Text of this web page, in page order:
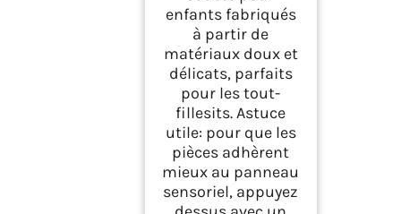
enfants fabriqués
à partir de
matériaux doux et
délicats, parfaits
pour les tout-
fillesits. Astuce
utile: pour que les
pièces adhèrent
mieux au panneau
sensoriel, appuyez